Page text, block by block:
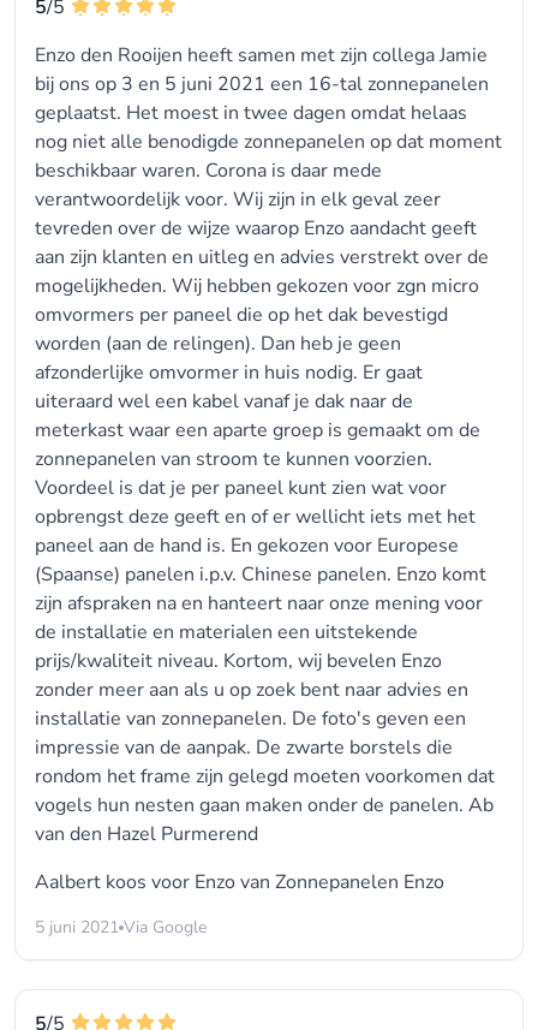
5/5
Enzo den Rooijen heeft samen met zijn collega Jamie
bij ons op 3 en 5 juni 2021 een 16-tal zonnepanelen
geplaatst. Het moest in twee dagen omdat helaas
nog niet alle benodigde zonnepanelen op dat moment
beschikbaar waren. Corona is daar mede
verantwoordelijk voor. Wij zijn in elk geval zeer
tevreden over de wijze waarop Enzo aandacht geeft
aan zijn klanten en uitleg en advies verstrekt over de
mogelijkheden. Wij hebben gekozen voor zgn micro
omvormers per paneel die op het dak bevestigd
worden (aan de relingen). Dan heb je geen
afzonderlijke omvormer in huis nodig. Er gaat
uiteraard wel een kabel vanaf je dak naar de
meterkast waar een aparte groep is gemaakt om de
zonnepanelen van stroom te kunnen voorzien.
Voordeel is dat je per paneel kunt zien wat voor
opbrengst deze geeft en of er wellicht iets met het
paneel aan de hand is. En gekozen voor Europese
(Spaanse) panelen i.p.v. Chinese panelen. Enzo komt
zijn afspraken na en hanteert naar onze mening voor
de installatie en materialen een uitstekende
prijs/kwaliteit niveau. Kortom, wij bevelen Enzo
zonder meer aan als u op zoek bent naar advies en
installatie van zonnepanelen. De foto's geven een
impressie van de aanpak. De zwarte borstels die
rondom het frame zijn gelegd moeten voorkomen dat
vogels hun nesten gaan maken onder de panelen. Ab
van den Hazel Purmerend
Aalbert koos voor Enzo van Zonnepanelen Enzo
5 juni 2021 Via Google
5/5